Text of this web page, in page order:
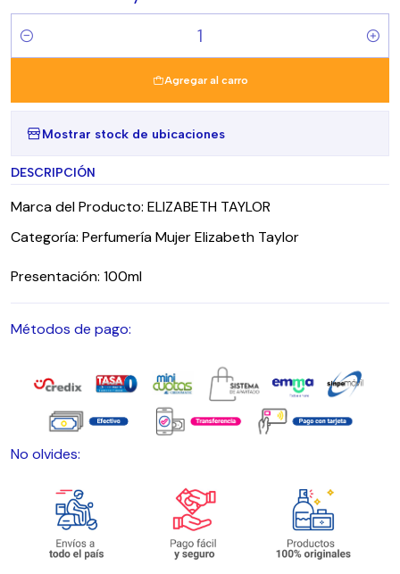
Cantidad
Agregar al carro
Mostrar stock de ubicaciones
DESCRIPCIÓN
Marca del Producto: ELIZABETH TAYLOR
Categoría: Perfumería Mujer Elizabeth Taylor
Presentación: 100ml
Métodos de pago:
No olvides: